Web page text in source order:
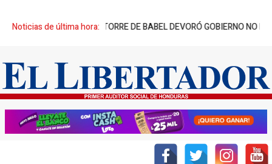
Noticias de última hora:
CREADORES: TORRE DE BABEL DEVORÓ GOBIERNO NO NACIDO